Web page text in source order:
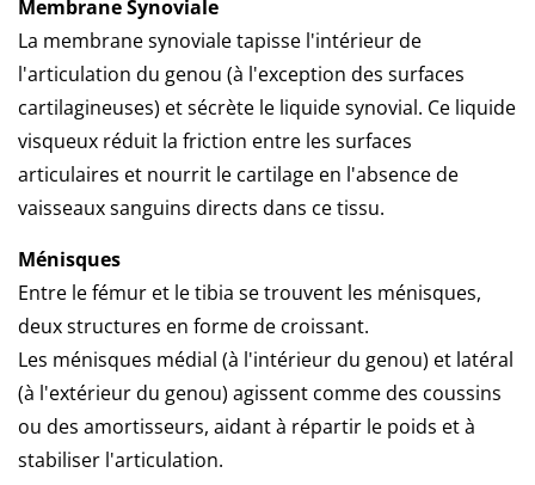
Membrane Synoviale
La membrane synoviale tapisse l'intérieur de
l'articulation du genou (à l'exception des surfaces
cartilagineuses) et sécrète le liquide synovial. Ce liquide
visqueux réduit la friction entre les surfaces
articulaires et nourrit le cartilage en l'absence de
vaisseaux sanguins directs dans ce tissu.
Ménisques
Entre le fémur et le tibia se trouvent les ménisques,
deux structures en forme de croissant.
Les ménisques médial (à l'intérieur du genou) et latéral
(à l'extérieur du genou) agissent comme des coussins
ou des amortisseurs, aidant à répartir le poids et à
stabiliser l'articulation.